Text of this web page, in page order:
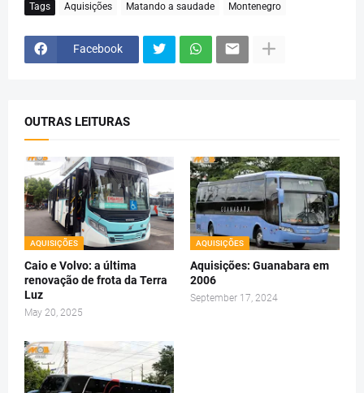
Tags Aquisições Matando a saudade Montenegro
Facebook
OUTRAS LEITURAS
AQUISIÇÕES
Caio e Volvo: a última
renovação de frota da Terra
Luz
May 20, 2025
AQUISIÇÕES
Aquisições: Guanabara em
2006
September 17, 2024